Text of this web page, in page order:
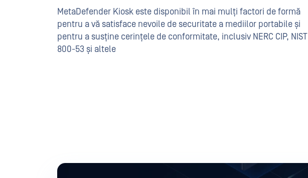
MetaDefender Kiosk este disponibil în mai mulți factori de formă
pentru a vă satisface nevoile de securitate a mediilor portabile și
pentru a susține cerințele de conformitate, inclusiv NERC CIP, NIST
800-53 și altele